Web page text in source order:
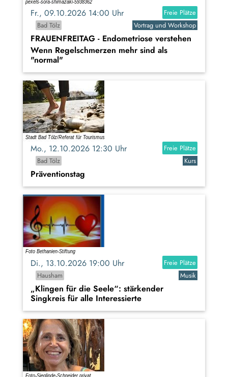
Fr., 09.10.2026 14:00 Uhr
Freie Plätze
Bad Tölz
Vortrag und Workshop
FRAUENFREITAG - Endometriose verstehen
Wenn Regelschmerzen mehr sind als
"normal"
Mo., 12.10.2026 12:30 Uhr
Freie Plätze
Bad Tölz
Kurs
Präventionstag
Di., 13.10.2026 19:00 Uhr
Freie Plätze
Hausham
Musik
„Klingen für die Seele“: stärkender
Singkreis für alle Interessierte